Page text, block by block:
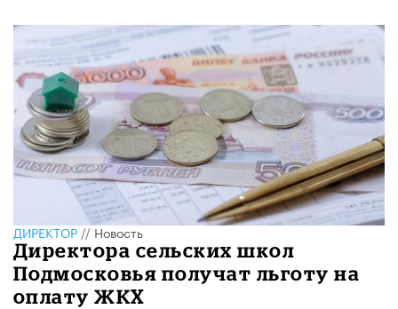
ДИРЕКТОР//Новость
Директора сельских школ
Подмосковья получат льготу на
оплату ЖКХ